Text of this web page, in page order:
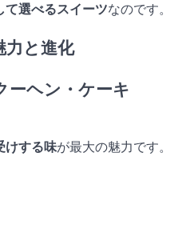
て選べるスイーツなのです。
力と進化
ーヘン・ケーキ
けする味が最大の魅力です。